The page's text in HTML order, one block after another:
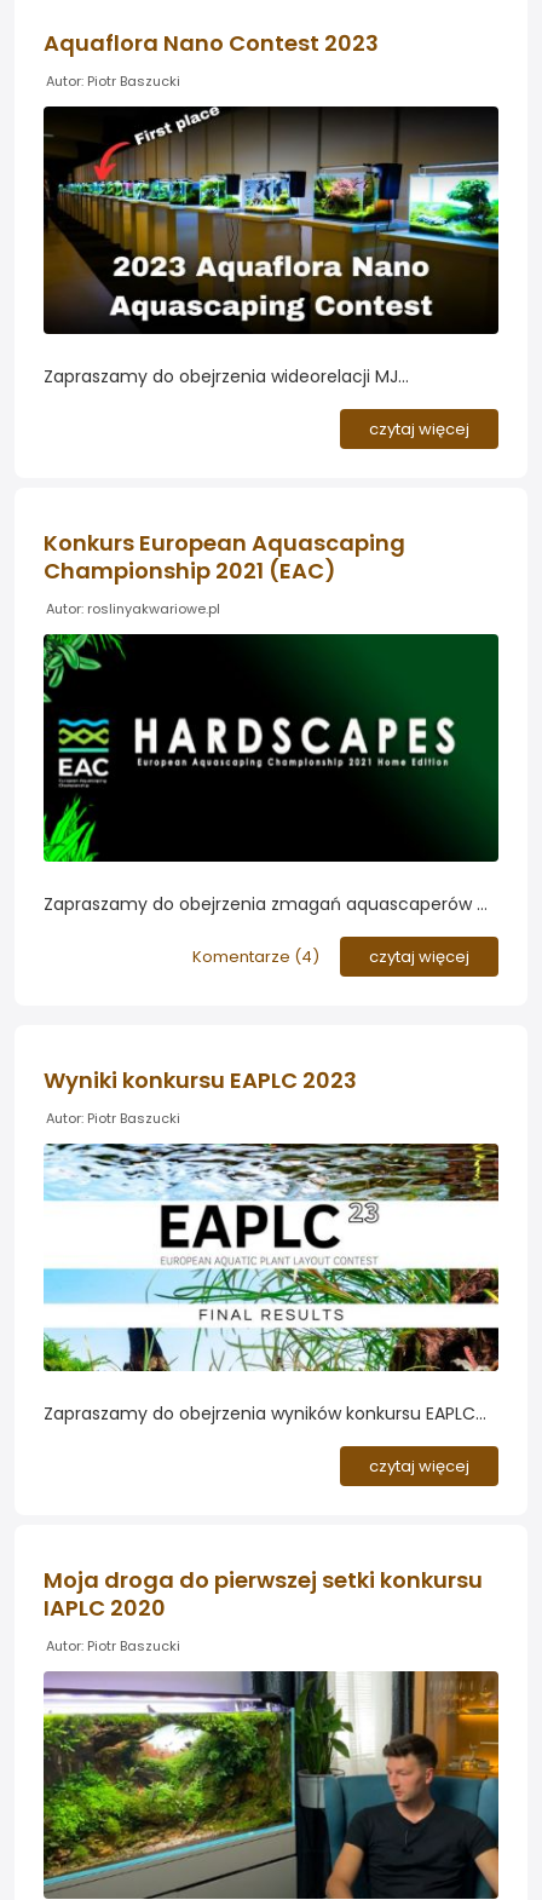
Aquaflora Nano Contest 2023
Autor: Piotr Baszucki
Zapraszamy do obejrzenia wideorelacji MJ
konkursu Aquaflora Nano Contest (ANAC). Cechą
charakterystyczną konkursu jest to iż jego uczestnicy
czytaj więcej
Konkurs European Aquascaping
Championship 2021 (EAC)
Autor: roslinyakwariowe.pl
Zapraszamy do obejrzenia zmagań aquascaperów w
Aquascaping Championship 2021. Nasz kraj
Komentarze (4) czytaj więcej
Wyniki konkursu EAPLC 2023
Autor: Piotr Baszucki
Zapraszamy do obejrzenia wyników konkursu EAPLC
realizacji najładniejszego akwarium roślinnego.
Konkurs obejmuje również kategorie takie jak biotopy,
czytaj więcej
Moja droga do pierwszej setki konkursu
IAPLC 2020
Autor: Piotr Baszucki